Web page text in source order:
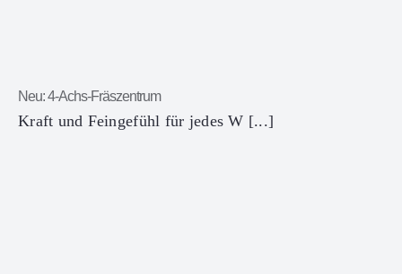
Neu: 4-Achs-Fräszentrum
Kraft und Feingefühl für jedes W [...]